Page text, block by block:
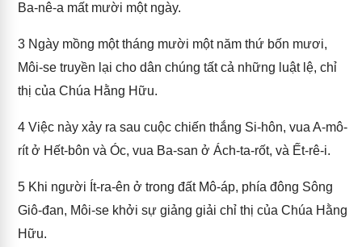
Ba-nê-a mất mười một ngày.
3 Ngày mồng một tháng mười một năm thứ bốn mươi,
Môi-se truyền lại cho dân chúng tất cả những luật lệ, chỉ
thị của Chúa Hằng Hữu.
4 Việc này xảy ra sau cuộc chiến thắng Si-hôn, vua A-mô-
rít ở Hết-bôn và Óc, vua Ba-san ở Ách-ta-rốt, và Ết-rê-i.
5 Khi người Ít-ra-ên ở trong đất Mô-áp, phía đông Sông
Giô-đan, Môi-se khởi sự giảng giải chỉ thị của Chúa Hằng
Hữu.